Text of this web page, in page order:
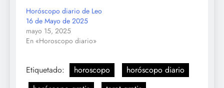
Horóscopo diario de Leo
16 de Mayo de 2025
mayo 15, 2025
En «Horoscopo diario»
Etiquetado: horoscopo
horóscopo diario